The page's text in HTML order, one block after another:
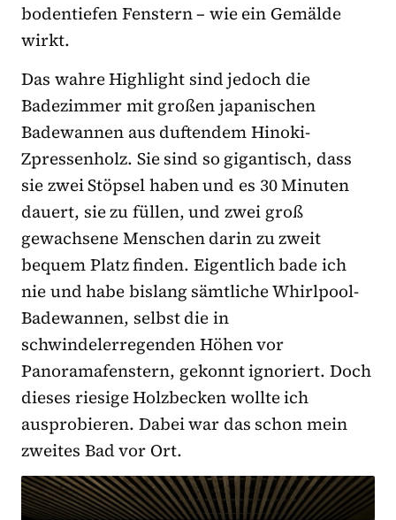
bodentiefen Fenstern – wie ein Gemälde
wirkt.
Das wahre Highlight sind jedoch die
Badezimmer mit großen japanischen
Badewannen aus duftendem Hinoki-
Zpressenholz. Sie sind so gigantisch, dass
sie zwei Stöpsel haben und es 30 Minuten
dauert, sie zu füllen, und zwei groß
gewachsene Menschen darin zu zweit
bequem Platz finden. Eigentlich bade ich
nie und habe bislang sämtliche Whirlpool-
Badewannen, selbst die in
schwindelerregenden Höhen vor
Panoramafenstern, gekonnt ignoriert. Doch
dieses riesige Holzbecken wollte ich
ausprobieren. Dabei war das schon mein
zweites Bad vor Ort.